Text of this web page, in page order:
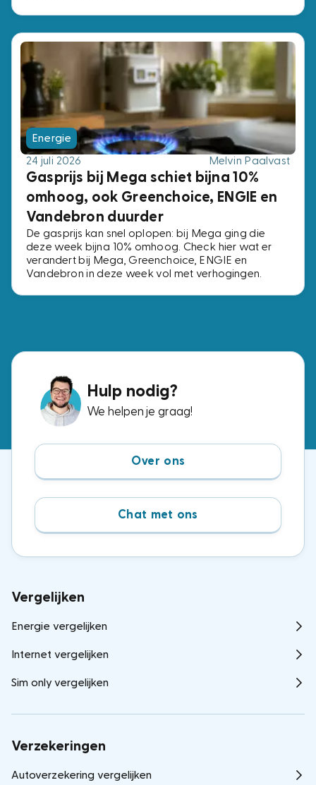
betaal je bij de ene aanbieder € 2,- per maand en
bij de andere € 15,-. Wij zochten de voordeligste
opties uit.
Energie
24 juli 2026
Melvin Paalvast
Gasprijs bij Mega schiet bijna 10%
omhoog, ook Greenchoice, ENGIE en
Vandebron duurder
De gasprijs kan snel oplopen: bij Mega ging die
deze week bijna 10% omhoog. Check hier wat er
verandert bij Mega, Greenchoice, ENGIE en
Vandebron in deze week vol met verhogingen.
Hulp nodig?
We helpen je graag!
Over ons
Chat met ons
Vergelijken
Energie vergelijken
Internet vergelijken
Sim only vergelijken
Verzekeringen
Autoverzekering vergelijken